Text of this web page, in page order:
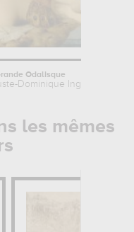
Odalisque
Dominique Ingres
les mêmes